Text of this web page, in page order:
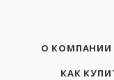
О КОМПАНИИ
КАК